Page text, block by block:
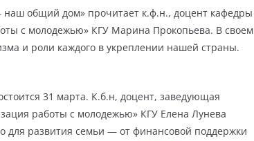
наш общий дом» прочитает к.ф.н., доцент кафедры
с молодежью» КГУ Марина Прокопьева. В своем
и роли каждого в укреплении нашей страны.
31 марта. К.б.н, доцент, заведующая
работы с молодежью» КГУ Елена Лунева
для развития семьи — от финансовой поддержки